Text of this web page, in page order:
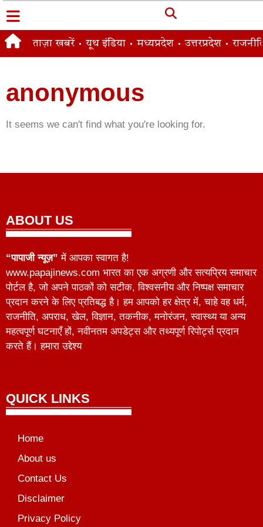
ताज़ा खबरें यूथ इंडिया मध्यप्रदेश उत्तरप्रदेश
anonymous
It seems we can't find what you're looking for.
ABOUT US
“पापाजी न्यूज़” में आपका स्वागत है!
www.papajinews.com भारत का एक अग्रणी और सत्यप्रिय समाचार
पोर्टल है, जो अपने पाठकों को सटीक, विश्वसनीय और निष्पक्ष समाचार
प्रदान करने के लिए प्रतिबद्ध है। हम आपको हर क्षेत्र में, चाहे वह धर्म,
राजनीति, अपराध, खेल, विज्ञान, तकनीक, मनोरंजन, स्वास्थ्य या अन्य
महत्वपूर्ण घटनाएँ हों, नवीनतम अपडेट्स और तथ्यपूर्ण रिपोर्ट्स प्रदान
करते हैं। हमारा उद्देश्य
QUICK LINKS
Home
About us
Contact Us
Disclaimer
Privacy Policy